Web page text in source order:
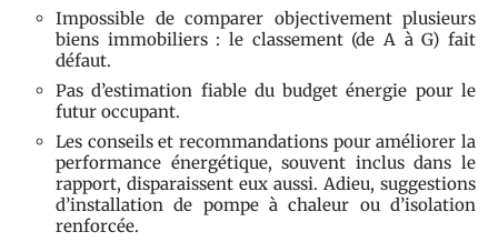
Impossible de comparer objectivement plusieurs
biens immobiliers : le classement (de A à G) fait
défaut.
Pas d’estimation fiable du budget énergie pour le
futur occupant.
Les conseils et recommandations pour améliorer la
performance énergétique, souvent inclus dans le
rapport, disparaissent eux aussi. Adieu, suggestions
d’installation de pompe à chaleur ou d’isolation
renforcée.